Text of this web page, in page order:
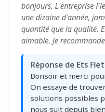
bonjours, L'entreprise
une dizaine d'année,
quantité que la qualité.
aimable. Je
Réponse de Ets
Bonsoir et merci
On essaye de
solutions possibles
nous suit depuis